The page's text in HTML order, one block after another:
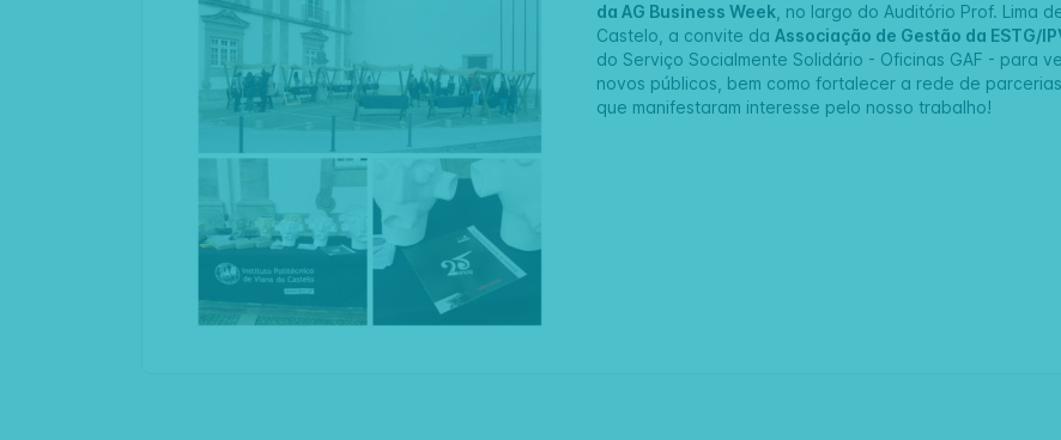
da AG Business Week , no largo do Auditório Prof. Lima
Castelo, a convite daAssociação de Gestão da ESTG/
do Serviço Socialmente Solidário - Oficinas GAF - para
novos públicos, bem como fortalecer a rede de
que manifestaram interesse pelo nosso trabalho!